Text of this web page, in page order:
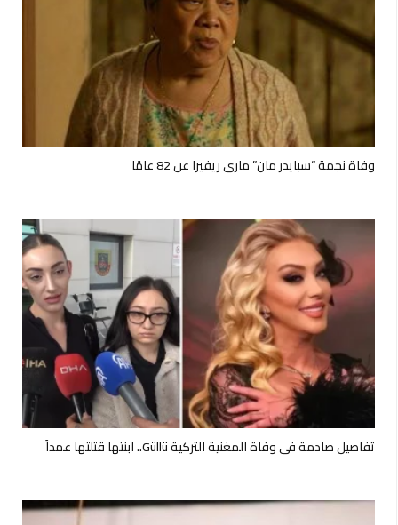
وفاة نجمة “سبايدر مان” ماري ريفيرا عن 82 عامًا
تفاصيل صادمة في وفاة المغنية التركية Güllü.. ابنتها قتلتها عمداً